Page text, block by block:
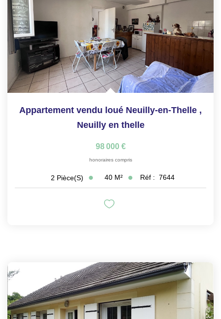
Appartement vendu loué Neuilly-en-Thelle ,
Neuilly en thelle
98 000 €
honoraires compris
2 Pièce(s) 40 M² Réf : 7644